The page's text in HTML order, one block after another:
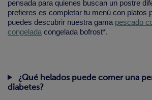
pensada para quienes buscan un postre
prefieres es completar tu menú con platos
puedes descubrir nuestra gama pescado
congelada congelada bofrost*.
¿Qué helados puede comer una
diabetes?